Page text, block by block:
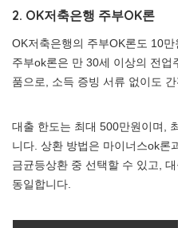
2. OK저축은행 주부OK론
OK저축은행의 주부OK론도 10
주부ok론은 만 30세 이상의 전
품으로, 소득 증빙 서류 없이도
대출 한도는 최대 500만원이며,
니다. 상환 방법은 마이너스ok론
금균등상환 중 선택할 수 있고,
동일합니다.